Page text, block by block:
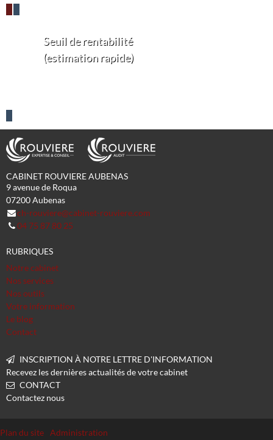
Seuil de rentabilité
(estimation rapide)
CABINET ROUVIERE AUBENAS
9 avenue de Roqua
07200Aubenas
ch-rouviere@cabinet-rouviere.com
04 75 87 80 25
RUBRIQUES
Notre cabinet
Nos services
Nos outils
Votre information
Le blog
Contact
INSCRIPTION À NOTRE LETTRE D'INFORMATION
Recevez les dernières actualités de votre cabinet
CONTACT
Contactez nous
Plan du site Administration